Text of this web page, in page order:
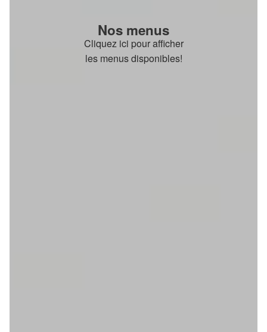
Nos menus
Cliquez ici pour afficher
les menus disponibles!